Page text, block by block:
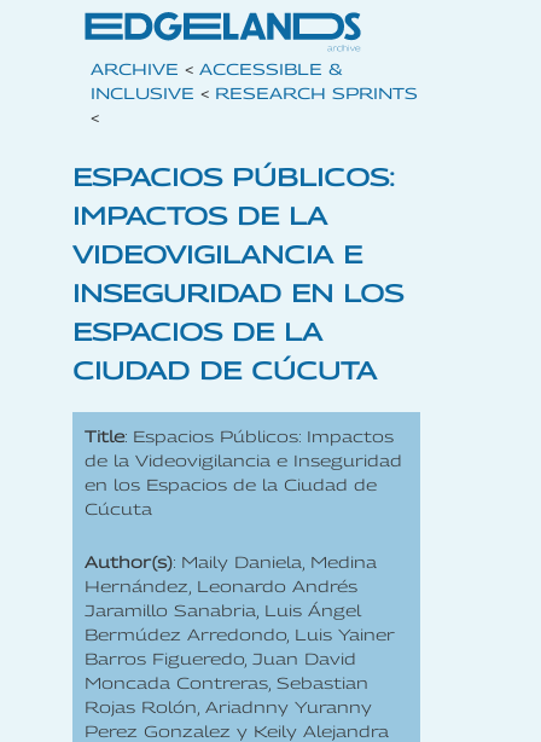
ARCHIVE < ACCESSIBLE &
INCLUSIVE < RESEARCH SPRINTS
<
ESPACIOS PÚBLICOS:
IMPACTOS DE LA
VIDEOVIGILANCIA E
INSEGURIDAD EN LOS
ESPACIOS DE LA
CIUDAD DE CÚCUTA
Title: Espacios Públicos: Impactos
de la Videovigilancia e Inseguridad
en los Espacios de la Ciudad de
Cúcuta
Author(s): Maily Daniela, Medina
Hernández, Leonardo Andrés
Jaramillo Sanabria, Luis Ángel
Bermúdez Arredondo, Luis Yainer
Barros Figueredo, Juan David
Moncada Contreras, Sebastian
Rojas Rolón, Ariadnny Yuranny
Perez Gonzalez y Keily Alejandra